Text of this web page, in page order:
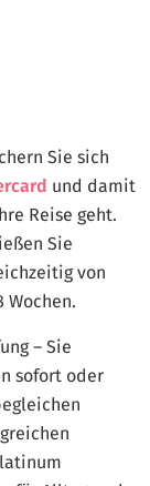
Sie sich
und damit
Reise geht.
Sie
von
Wochen.
– Sie
sofort oder